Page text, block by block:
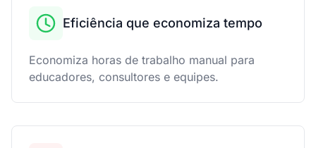
Eficiência que economiza tempo
Economiza horas de trabalho manual para
educadores, consultores e equipes.